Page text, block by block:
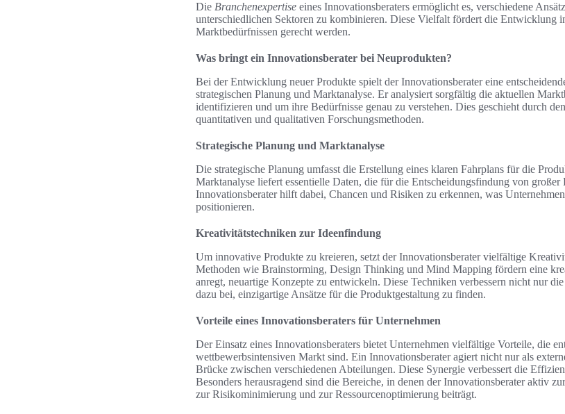
Die Branchenexpertise eines Innovationsberaters ermöglicht es, verschiedene
unterschiedlichen Sektoren zu kombinieren. Diese Vielfalt fördert die Entwicklung
Marktbedürfnissen gerecht werden.
Was bringt ein Innovationsberater bei Neuprodukten?
Bei der Entwicklung neuer Produkte spielt der Innovationsberater eine
strategischen Planung und Marktanalyse. Er analysiert sorgfältig die aktuellen
identifizieren und um ihre Bedürfnisse genau zu verstehen. Dies geschieht durch
quantitativen und qualitativen Forschungsmethoden.
Strategische Planung und Marktanalyse
Die strategische Planung umfasst die Erstellung eines klaren Fahrplans für die
Marktanalyse liefert essentielle Daten, die für die Entscheidungsfindung von großer
Innovationsberater hilft dabei, Chancen und Risiken zu erkennen, was
positionieren.
Kreativitätstechniken zur Ideenfindung
Um innovative Produkte zu kreieren, setzt der Innovationsberater vielfältige
Methoden wie Brainstorming, Design Thinking und Mind Mapping fördern eine
anregt, neuartige Konzepte zu entwickeln. Diese Techniken verbessern nicht nur
dazu bei, einzigartige Ansätze für die Produktgestaltung zu finden.
Vorteile eines Innovationsberaters für Unternehmen
Der Einsatz eines Innovationsberaters bietet Unternehmen vielfältige Vorteile, die
wettbewerbsintensiven Markt sind. Ein Innovationsberater agiert nicht nur als
Brücke zwischen verschiedenen Abteilungen. Diese Synergie verbessert die
Besonders herausragend sind die Bereiche, in denen der Innovationsberater aktiv
zur Risikominimierung und zur Ressourcenoptimierung beiträgt.